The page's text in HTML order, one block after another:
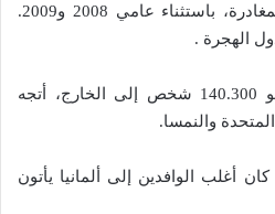
الهجرة الوافدة عن مثيلتها المغادرة، باستثناء عامي 2008 و2009.
الهجرة .
8. غادر ألمانيا عام 2013 نحو 140.300 شخص إلى الخارج، أتجه
والنمسا.
أغلب الوافدين إلى ألمانيا يأتون